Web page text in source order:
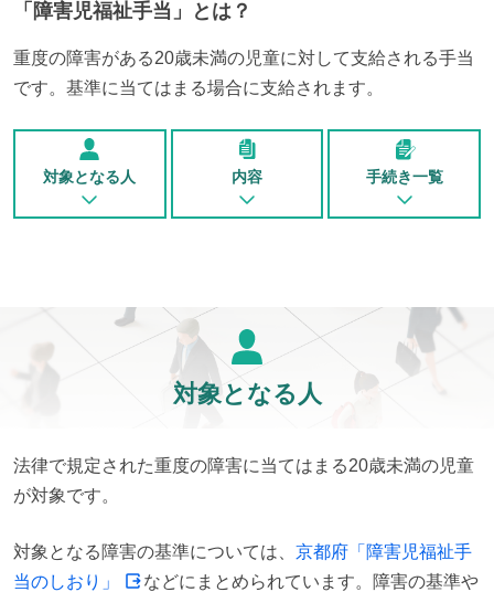
「 障害児福祉手当 」とは？
重度の障害がある20歳未満の児童に対して支給される手当
です。基準に当てはまる場合に支給されます。
対象となる人 内容 手続き一覧
対象となる人
法律で規定された重度の障害に当てはまる20歳未満の児童
が対象です。
対象となる障害の基準については、 京都府「障害児福祉手
当のしおり」
などにまとめられています。障害の基準や